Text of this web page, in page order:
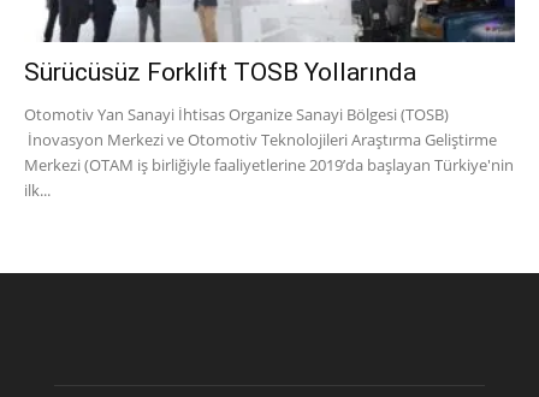
Sürücüsüz Forklift TOSB Yollarında
Otomotiv Yan Sanayi İhtisas Organize Sanayi Bölgesi (TOSB)
İnovasyon Merkezi ve Otomotiv Teknolojileri Araştırma Geliştirme
Merkezi (OTAM iş birliğiyle faaliyetlerine 2019’da başlayan Türkiye'nin
ilk...